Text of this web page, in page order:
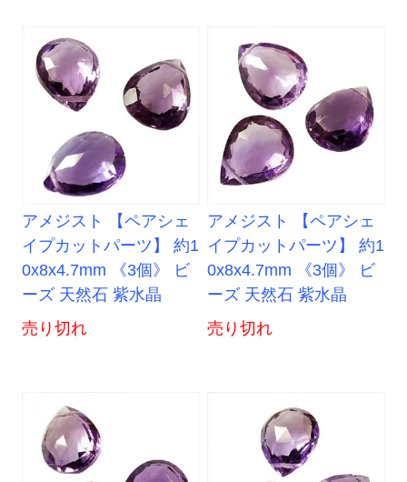
アメジスト 【ペアシェ
イプカットパーツ】 約1
0x8x4.7mm 《3個》 ビ
ーズ 天然石 紫水晶
売り切れ
アメジスト 【ペアシェ
イプカットパーツ】 約1
0x8x4.7mm 《3個》 ビ
ーズ 天然石 紫水晶
売り切れ